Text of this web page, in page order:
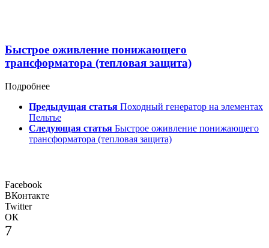
Быстрое оживление понижающего
трансформатора (тепловая защита)
Подробнее
Предыдущая статья Походный генератор на элементах
Пельтье
Следующая статья Быстрое оживление понижающего
трансформатора (тепловая защита)
Facebook
ВКонтакте
Twitter
ОК
7